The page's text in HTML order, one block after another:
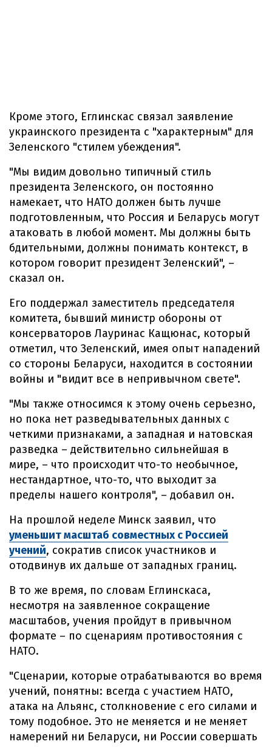
Кроме этого, Еглинскас связал заявление
украинского президента с "характерным" для
Зеленского "стилем убеждения".
"Мы видим довольно типичный стиль
президента Зеленского, он постоянно
намекает, что НАТО должен быть лучше
подготовленным, что Россия и Беларусь могут
атаковать в любой момент. Мы должны быть
бдительными, должны понимать контекст, в
котором говорит президент Зеленский", –
сказал он.
Его поддержал заместитель председателя
комитета, бывший министр обороны от
консерваторов Лауринас Кащюнас, который
отметил, что Зеленский, имея опыт нападений
со стороны Беларуси, находится в состоянии
войны и "видит все в непривычном свете".
"Мы также относимся к этому очень серьезно,
но пока нет разведывательных данных с
четкими признаками, а западная и натовская
разведка – действительно сильнейшая в
мире, – что происходит что-то необычное,
нестандартное, что-то, что выходит за
пределы нашего контроля", – добавил он.
На прошлой неделе Минск заявил, что
уменьшит масштаб совместных с Россией
учений, сократив список участников и
отодвинув их дальше от западных границ.
В то же время, по словам Еглинскаса,
несмотря на заявленное сокращение
масштабов, учения пройдут в привычном
формате – по сценариям противостояния с
НАТО.
"Сценарии, которые отрабатываются во время
учений, понятны: всегда с участием НАТО,
атака на Альянс, столкновение с его силами и
тому подобное. Это не меняется и не меняет
намерений ни Беларуси, ни России совершать